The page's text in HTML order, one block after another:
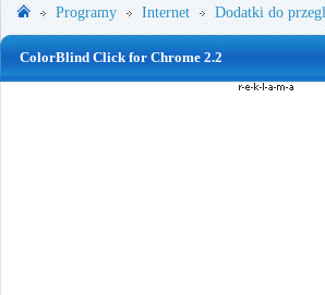
Programy Internet Dodatki do
ColorBlind Click for Chrome 2.2